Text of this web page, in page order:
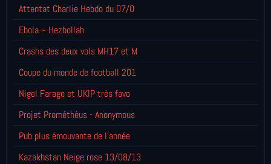
Attentat Charlie Hebdo du 07/0
Ebola ~ Hezbollah
Crashs des deux vols MH17 et M
Coupe du monde de football 201
Nigel Farage et UKIP très favo
Projet Prométhéus - Anonymous
Pub plus émouvante de l'année
Kazakhstan Neige rose 13/08/13